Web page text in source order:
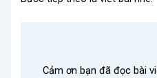
Cảm ơn bạn đã đọc bài